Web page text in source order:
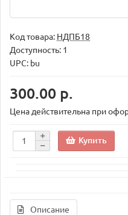
Код товара: НДПБ18
Доступность: 1
UPC: bu
300.00 р.
Цена действительна при
Купить
Описание